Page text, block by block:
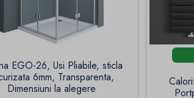
EGO-26, Usi Pliabile, sticla
6mm, Transparenta,
Dimensiuni la alegere